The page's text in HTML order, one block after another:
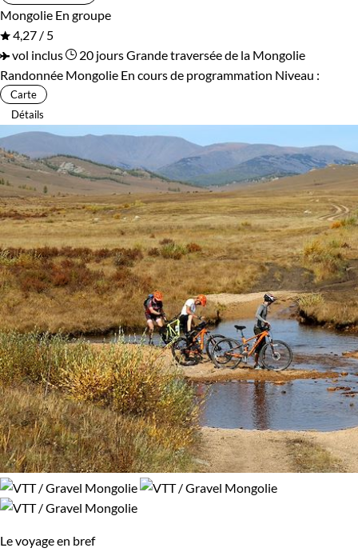
Mongolie En groupe
4,27 / 5
vol inclus
20 joursGrande traversée de la Mongolie
Randonnée Mongolie En cours de programmation Niveau :
Carte
Détails
Le voyage en bref